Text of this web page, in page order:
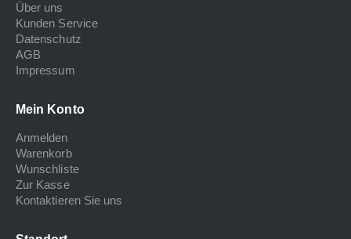
Über uns
Kunden Service
Datenschutz
AGB
Impressum
Mein Konto
Anmelden
Warenkorb
Wunschliste
Zur Kasse
Kontaktieren Sie uns